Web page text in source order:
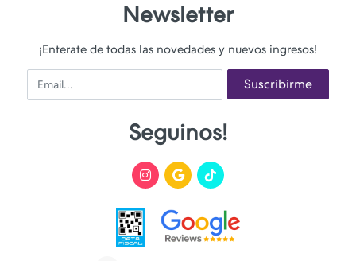
Newsletter
¡Enterate de todas las novedades y nuevos ingresos!
Email Suscribirme
Seguinos!